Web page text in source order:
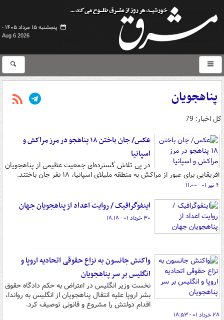
پنجشنبه ۱۵ مرداد ۱۴۰۵ -
Aug 6 2026
پناهجویان
کل اخبار: 79
عکس/ جان باختن ۱۸ پناهجو در مرز مراکش و
اسپانیا
در پی تلاش گسترده‌ای جمعیت عظیمی از پناهجویان
افریقایی برای عبور از مراکش به منطقه ملیلای اسپانیا، ۱۸ نفر جان باختند.
۴ تیر ۰۱ - ۱۱:۰۰
اینفوگرافیک / روایت اعداد از پناهجویان جهان
۳۰ خرداد ۰۱ - ۱۸:۱۸
واکنش جانسون به نزاع حقوقی اتحادیه اروپا و
انگلیس بر سر پناهجویان
نخست وزیر انگلیس در اعتراض به حکم دادگاه حقوق
بشر اروپا علیه انتقال پناهجویان از انگلیس به رواندا،
اقدام دولتش را مشروع و قانونی توصیف کرد.
۲۸ خرداد ۰۱ - ۱۸:۵۳